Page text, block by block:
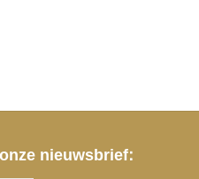
nieuwsbrief: